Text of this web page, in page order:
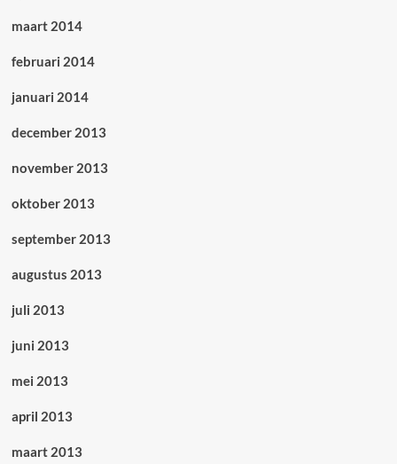
maart 2014
februari 2014
januari 2014
december 2013
november 2013
oktober 2013
september 2013
augustus 2013
juli 2013
juni 2013
mei 2013
april 2013
maart 2013